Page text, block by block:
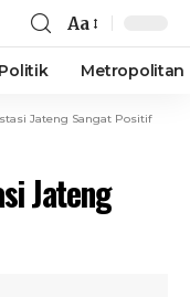
Aa
Politik Metropolitan
Jateng Sangat Positif
Jateng